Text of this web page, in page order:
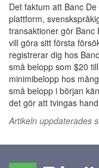
Det faktum att Banc
plattform,
transaktioner gör Banc
vill göra sitt första
registrerar dig hos
små belopp som $20
minimibelopp hos
små belopp i början
det gör att tvingas
Artikeln uppdaterades